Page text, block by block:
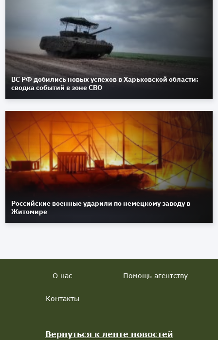
ВС РФ добились новых успехов в Харьковской области:
сводка событий в зоне СВО
Российские военные ударили по немецкому заводу в
Житомире
О нас Помощь агентству
Контакты
Вернуться к ленте новостей